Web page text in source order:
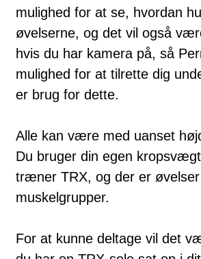
mulighed for at se, hvordan
øvelserne, og det vil også
hvis du har kamera på, så
mulighed for at tilrette dig
er brug for dette.
Alle kan være med uanset
Du bruger din egen
træner TRX, og der er
muskelgrupper.
For at kunne deltage vil det